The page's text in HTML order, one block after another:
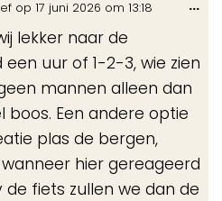
op 17 juni 2026 om 13:18
lekker naar de
uur of 1-2-3, wie zien
mannen alleen dan
boos. Een andere optie
plas de bergen,
hier gereageerd
fiets zullen we dan de
...